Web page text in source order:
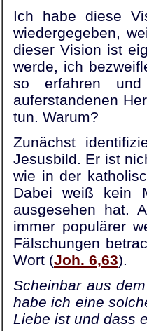
Ich habe diese
wiedergegeben,
dieser Vision ist
werde, ich
so erfahren
auferstandenen
tun. Warum?
Zunächst
Jesusbild. Er ist
wie in der
Dabei weiß kein
ausgesehen hat.
immer populärer
Fälschungen
Wort (Joh. 6,63).
Scheinbar aus
habe ich eine
Liebe ist und dass